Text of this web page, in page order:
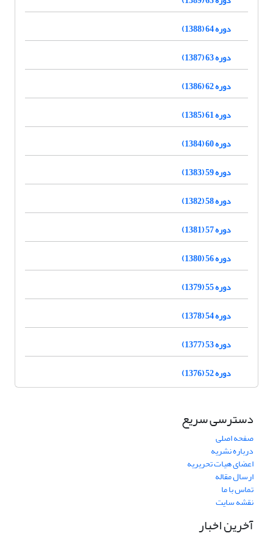
دوره 64 (1388)
دوره 63 (1387)
دوره 62 (1386)
دوره 61 (1385)
دوره 60 (1384)
دوره 59 (1383)
دوره 58 (1382)
دوره 57 (1381)
دوره 56 (1380)
دوره 55 (1379)
دوره 54 (1378)
دوره 53 (1377)
دوره 52 (1376)
دسترسی سریع
صفحه اصلی
درباره نشریه
اعضای هیات تحریریه
ارسال مقاله
تماس با ما
نقشه سایت
آخرین اخبار